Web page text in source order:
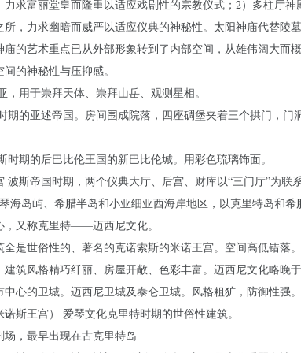
力求富丽堂皇而隆重以适应戏剧性的宗教仪式；2）多柱厅神
所，力求幽暗而威严以适应仪典的神秘性。太阳神庙代替陵
庙的艺术重点已从外部形象转到了内部空间，从雄伟阔大而
的神秘性与压抑感。
，用于崇拜天体、崇拜山岳、观测星相。
期的亚述帝国。房间围成院落，四座碉堡夹着三个拱门，门
时期的后巴比伦王国的新巴比伦城。用彩色琉璃饰面。
波斯帝国时期，两个仪典大厅、后宫、财库以“三门厅”为联
海岛屿、希腊半岛和小亚细亚西海岸地区，以克里特岛和希
，又称克里特——迈西尼文化。
全是世俗性的、著名的克诺索斯的米诺王宫。空间高低错落
建筑风格精巧纤丽、房屋开敞、色彩丰富。迈西尼文化略晚
心的卫城。迈西尼卫城及泰仑卫城。风格粗犷，防御性强。
斯王宫） 爱琴文化克里特时期的世俗性建筑。
场，最早出现在古克里特岛